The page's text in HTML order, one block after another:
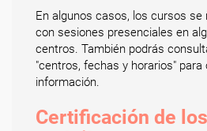
En algunos casos, los cursos se
con sesiones presenciales en
centros. También podrás
"centros, fechas y horarios" para
información.
Certificación de